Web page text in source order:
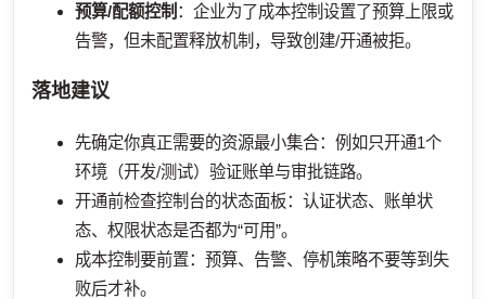
预算/配额控制 ：企业为了成本控制设置了预算上限或
告警，但未配置释放机制，导致创建/开通被拒。
落地建议
先确定你真正需要的资源最小集合：例如只开通1个
环境（开发/测试）验证账单与审批链路。
开通前检查控制台的状态面板：认证状态、账单状
态、权限状态是否都为“可用”。
成本控制要前置：预算、告警、停机策略不要等到失
败后才补。